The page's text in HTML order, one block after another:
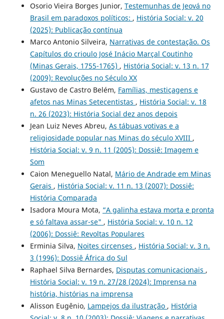
Osorio Vieira Borges Junior, Testemunhas de Jeová no
Brasil em paradoxos políticos: , História Social: v. 20
(2025): Publicação contínua
Marco Antonio Silveira, Narrativas de contestação. Os
Capítulos do crioulo José Inácio Marçal Coutinho
(Minas Gerais, 1755-1765) , História Social: v. 13 n. 17
(2009): Revoluções no Século XX
Gustavo de Castro Belém, Famílias, mestiçagens e
afetos nas Minas Setecentistas , História Social: v. 18
n. 26 (2023): História Social dez anos depois
Jean Luiz Neves Abreu, As tábuas votivas e a
religiosidade popular nas Minas do século XVIII ,
História Social: v. 9 n. 11 (2005): Dossiê: Imagem e
Som
Caion Meneguello Natal, Mário de Andrade em Minas
Gerais , História Social: v. 11 n. 13 (2007): Dossiê:
História Comparada
Isadora Moura Mota, “A galinha estava morta e pronta
e só faltava assar-se" , História Social: v. 10 n. 12
(2006): Dossiê: Revoltas Populares
Erminia Silva, Noites circenses , História Social: v. 3 n.
3 (1996): Dossiê África do Sul
Raphael Silva Bernardes, Disputas comunicacionais ,
História Social: v. 19 n. 27/28 (2024): Imprensa na
história, histórias na imprensa
Alisson Eugênio, Lampejos da ilustração , História